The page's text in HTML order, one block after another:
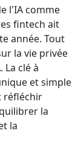
l'IA comme
fintech ait
année. Tout
la vie privée
clé à
et simple
réfléchir
la
la